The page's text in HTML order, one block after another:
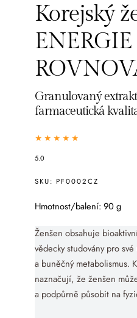
Korejský
ENERGIE
Granulovaný
farmaceutická
5.0
SKU: PF0002CZ
Hmotnost/balení: 90 g
Ženšen obsahuje
vědecky studovány pro
a buněčný metabolismus.
naznačují, že ženšen
a podpůrně působit na